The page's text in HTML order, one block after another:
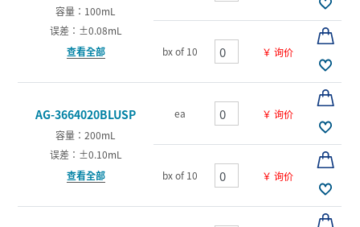
容量：100mL
误差：±0.08mL
查看全部
bx of 10 ￥ 询价
AG-3664020BLUSP
容量：200mL
误差：±0.10mL
查看全部
ea ￥ 询价
bx of 10 ￥ 询价